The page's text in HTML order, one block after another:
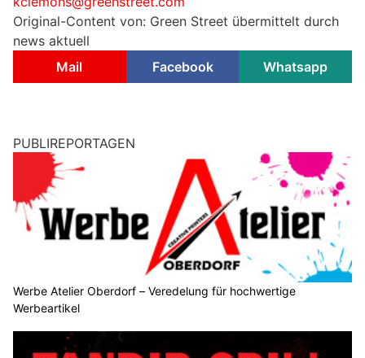
Original-Content von: Green Street übermittelt durch
news aktuell
Mail
Facebook Whatsapp
PUBLIREPORTAGEN
Werbe Atelier Oberdorf – Veredelung für hochwertige
Werbeartikel